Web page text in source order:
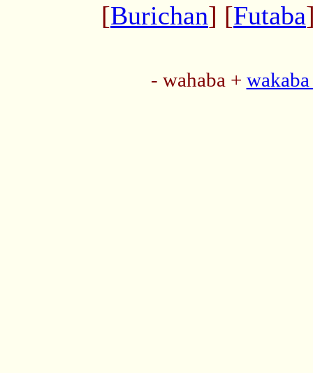
[Burichan] [Futaba
- wahaba +